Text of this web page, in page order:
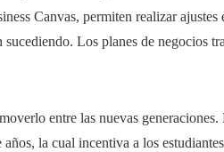
Canvas, permiten realizar ajustes
Los planes de negocios
entre las nuevas
la cual incentiva a los